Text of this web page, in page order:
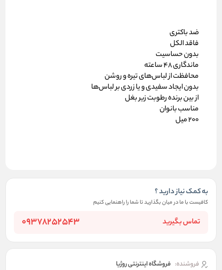
ضد باکتری
فاقد الکل
بدون حساسیت
ماندگاری 48 ساعته
محافظت از لباس‌های تیره و روشن
بدون ایجاد سفیدی و یا زردی بر لباس‌ها
از بین برنده رطوبت زیر بغل
مناسب بانوان
200 میل
به کمک نیاز دارید ؟
کافیست با ما در میان بگذارید تا شما را راهنمایی کنیم
تماس بگیرید 09378252543
فروشنده: فروشگاه اینترنتی روژیا